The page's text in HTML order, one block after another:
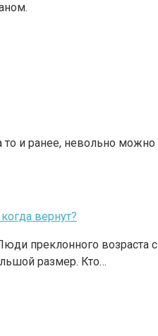
и ранее, невольно
вернут?
преклонного возраста
размер. Кто…